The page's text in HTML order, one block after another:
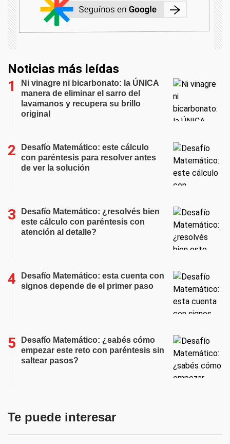
Noticias más leídas
Ni vinagre ni bicarbonato: la ÚNICA
manera de eliminar el sarro del
lavamanos y recupera su brillo
original
Desafío Matemático: este cálculo
con paréntesis para resolver antes
de ver la solución
Desafío Matemático: ¿resolvés bien
este cálculo con paréntesis con
atención al detalle?
Desafío Matemático: esta cuenta con
signos depende de el primer paso
Desafío Matemático: ¿sabés cómo
empezar este reto con paréntesis sin
saltear pasos?
Te puede interesar